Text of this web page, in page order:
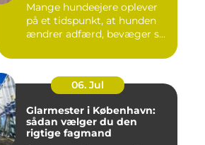
Mange hundeejere oplever
på et tidspunkt, at hunden
ændrer adfærd, bevæger s...
06. Jul
Glarmester i København:
sådan vælger du den
rigtige fagmand